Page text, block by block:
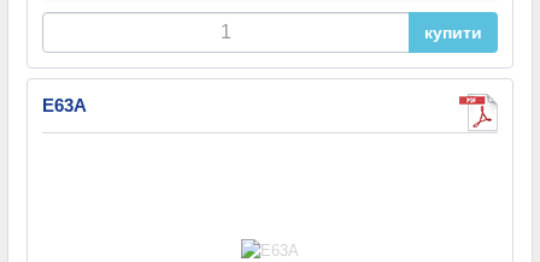
купити
E63A